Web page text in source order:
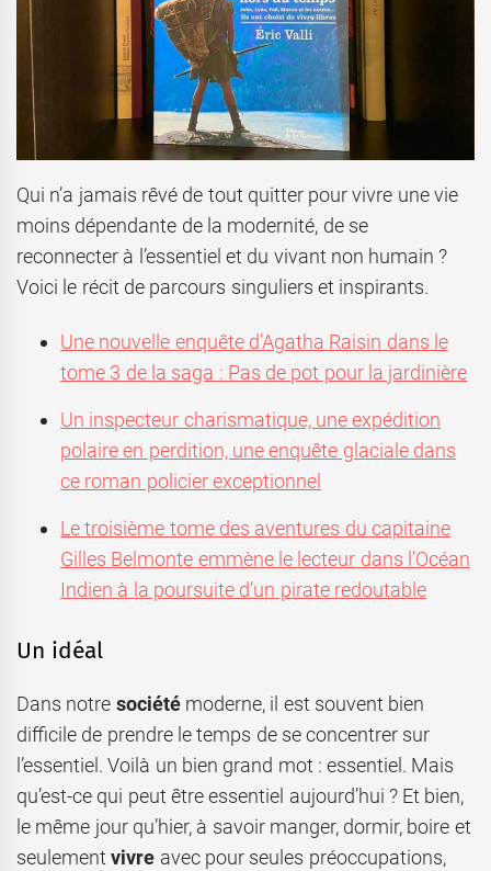
Qui n’a jamais rêvé de tout quitter pour vivre une vie
moins dépendante de la modernité, de se
reconnecter à l’essentiel et du vivant non humain ?
Voici le récit de parcours singuliers et inspirants.
Une nouvelle enquête d’Agatha Raisin dans le
tome 3 de la saga : Pas de pot pour la jardinière
Un inspecteur charismatique, une expédition
polaire en perdition, une enquête glaciale dans
ce roman policier exceptionnel
Le troisième tome des aventures du capitaine
Gilles Belmonte emmène le lecteur dans l’Océan
Indien à la poursuite d’un pirate redoutable
Un idéal
Dans notre sociétémoderne, il est souvent bien
difficile de prendre le temps de se concentrer sur
l’essentiel. Voilà un bien grand mot : essentiel. Mais
qu’est-ce qui peut être essentiel aujourd’hui ? Et bien,
le même jour qu’hier, à savoir manger, dormir, boire et
seulementvivre avec pour seules préoccupations,